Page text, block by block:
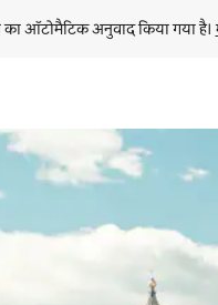
ऑटोमैटिक अनुवाद किया गया है।